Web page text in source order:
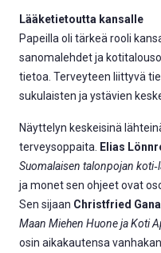
Lääketietoutta kansalle
Papeilla oli tärkeä rooli
sanomalehdet ja
tietoa. Terveyteen liittyvä
sukulaisten ja ystävien
Näyttelyn keskeisinä
terveysoppaita. Elias
Suomalaisen talonpojan
ja monet sen ohjeet ovat
Sen sijaan Christfried
Maan Miehen Huone ja Koti
osin aikakautensa